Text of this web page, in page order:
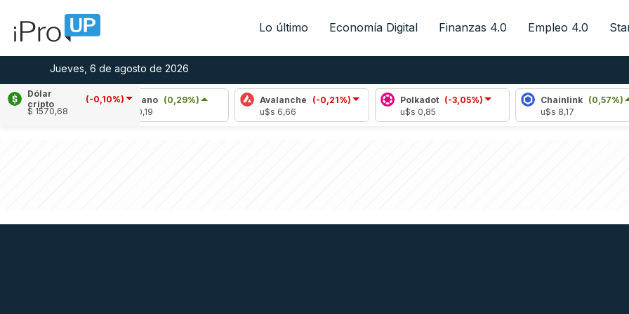
Lo último Economía Digital Finanzas 4.0 Empleo 4.0
Jueves, 6 de agosto de 2026
Dólar
cripto
(-0,10%)
$ 1570,68
Cardano
(0,29%)
Avalanche (-0,21%)
Polkadot
(-3,05%)
Chainlink (0,57%)